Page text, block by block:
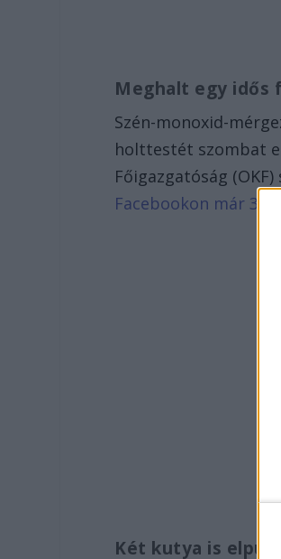
Meghalt egy idős
Szén-monoxid-
holttestét szombat
Főigazgatóság
Facebookon már
Két kutya is